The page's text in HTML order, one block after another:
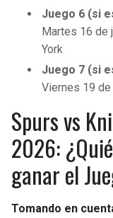
Juego 6 (si
Martes 16 de
York
Juego 7 (si
Viernes 19 de
Spurs vs
2026:
ganar el
Tomando en